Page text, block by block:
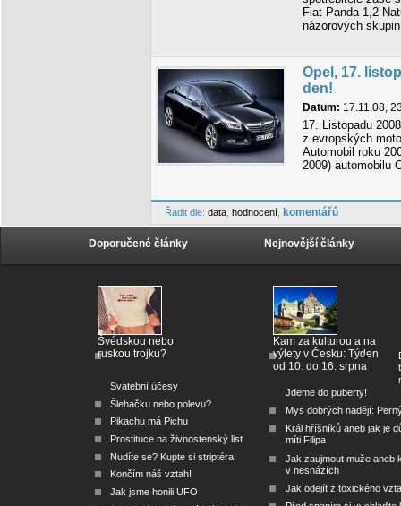
Fiat Panda 1,2
názorových
Opel, 17.
den!
Datum: 17.11.08,
17. Listopadu
z evropských
Automobil roku
2009) automobilu
Řadit dle: data hodnocení komentářů
Doporučené články
Švédskou nebo
ruskou trojku?
Svatební účesy
Šlehačku nebo polevu?
Pikachu má Pichu
Prostituce na živnostenský list
Nudíte se? Kupte si striptéra!
Končím náš vztah!
Jak jsme honili UFO
Nejnovější články
Kam za kulturou a na
výlety v Česku: Týden
od 10. do 16. srpna
Jdeme do puberty!
Mys dobrých nadějí:
Král hříšníků aneb jak je
míti Filipa
Jak zaujmout muže aneb
v nesnázích
Jak odejít z toxického